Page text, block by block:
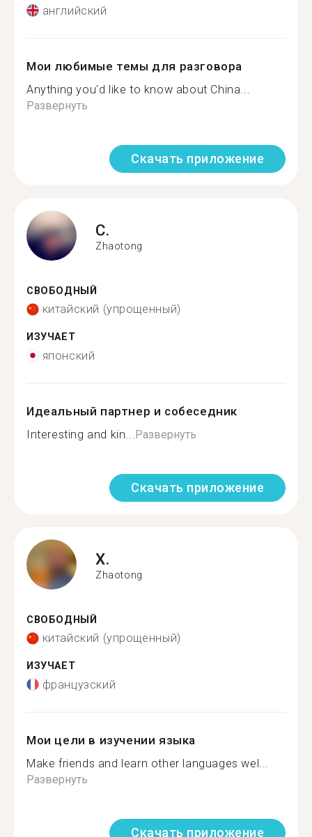
английский
Мои любимые темы для разговора
Anything you'd like to know about China...
Развернуть
Скачать приложение
C.
Zhaotong
СВОБОДНЫЙ
китайский (упрощенный)
ИЗУЧАЕТ
японский
Идеальный партнер и собеседник
Interesting and kin... Развернуть
Скачать приложение
X.
Zhaotong
СВОБОДНЫЙ
китайский (упрощенный)
ИЗУЧАЕТ
французский
Мои цели в изучении языка
Make friends and learn other languages wel...
Развернуть
Скачать приложение